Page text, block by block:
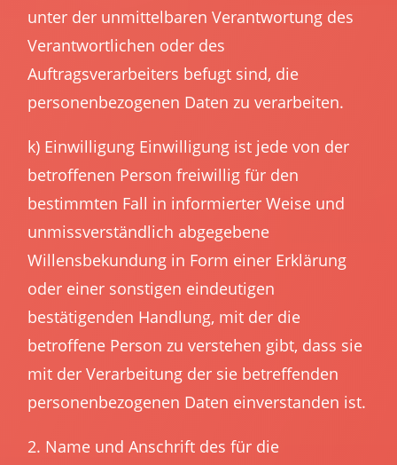
unter der unmittelbaren Verantwortung des
Verantwortlichen oder des
Auftragsverarbeiters befugt sind, die
personenbezogenen Daten zu verarbeiten.
k) Einwilligung Einwilligung ist jede von der
betroffenen Person freiwillig für den
bestimmten Fall in informierter Weise und
unmissverständlich abgegebene
Willensbekundung in Form einer Erklärung
oder einer sonstigen eindeutigen
bestätigenden Handlung, mit der die
betroffene Person zu verstehen gibt, dass sie
mit der Verarbeitung der sie betreffenden
personenbezogenen Daten einverstanden ist.
2. Name und Anschrift des für die